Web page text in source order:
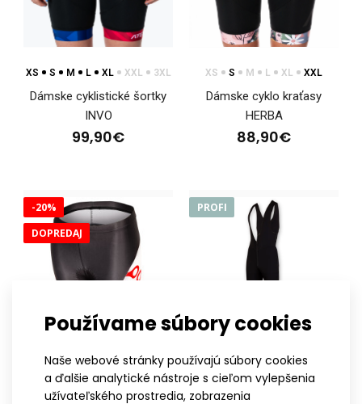
Používame súbory cookies
Naše webové stránky používajú súbory cookies
a ďalšie analytické nástroje s cieľom vylepšenia
užívateľského prostredia, zobrazenia
Cyklistické nohavice VISTO
Cyklistické nohavice VISTOCyklistické nohavice VISTO z radu
PROFI performance sú navrhnuté tak, aby ..
XS S M L XL XXL 3XL
Dámske cyklistické šortky
INVO
99,90€
XS S M L XL XXL
Dámske cyklo kraťasy
HERBA
88,90€
-20%
DOPREDAJ
S M XL XXL
Dámske cyklo nohavice
PROFI
XS S M XL XXL
Zimné thermo nohavice